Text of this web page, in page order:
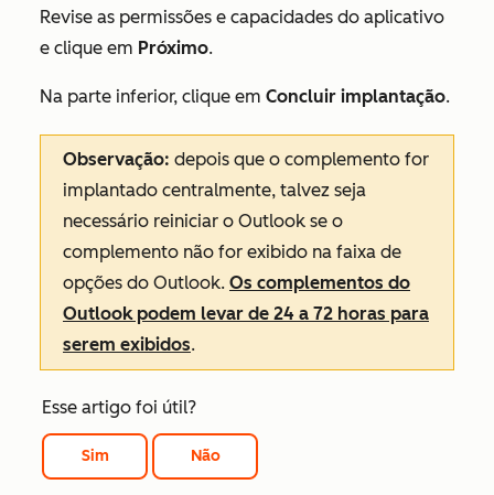
Revise as permissões e capacidades do aplicativo
e clique em Próximo.
Na parte inferior, clique em Concluir implantação.
Observação: depois que o complemento for
implantado centralmente, talvez seja
necessário reiniciar o Outlook se o
complemento não for exibido na faixa de
opções do Outlook. Os complementos do
Outlook podem levar de 24 a 72 horas para
serem exibidos.
Esse artigo foi útil?
Sim Não